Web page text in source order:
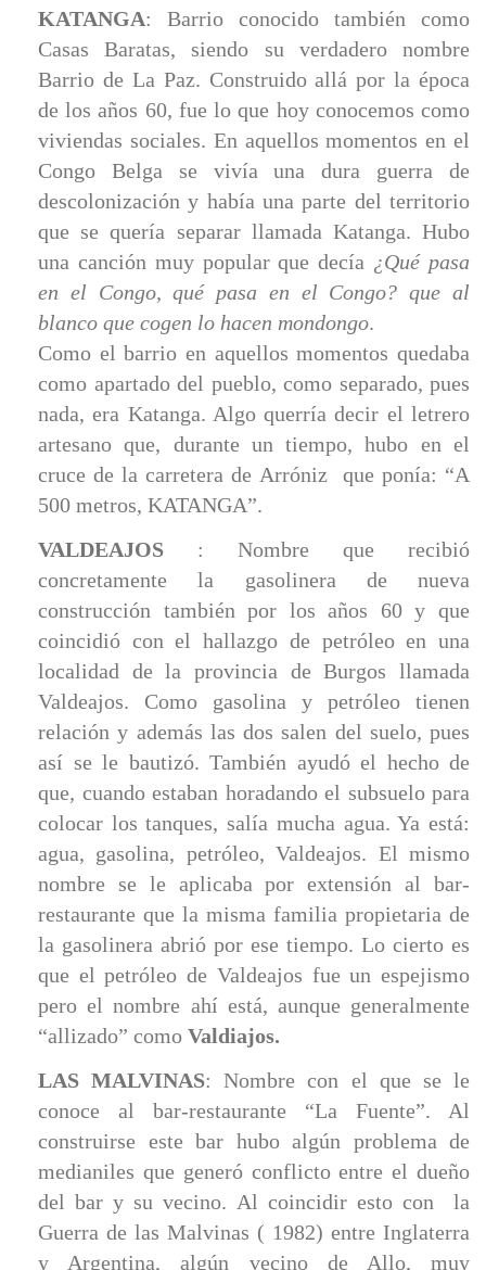
KATANGA: Barrio conocido también como
Casas Baratas, siendo su verdadero nombre
Barrio de La Paz. Construido allá por la época
de los años 60, fue lo que hoy conocemos como
viviendas sociales. En aquellos momentos en el
Congo Belga se vivía una dura guerra de
descolonización y había una parte del territorio
que se quería separar llamada Katanga. Hubo
una canción muy popular que decía ¿Qué pasa
en el Congo, qué pasa en el Congo? que al
blanco que cogen lo hacen mondongo.
Como el barrio en aquellos momentos quedaba
como apartado del pueblo, como separado, pues
nada, era Katanga. Algo querría decir el letrero
artesano que, durante un tiempo, hubo en el
cruce de la carretera de Arróniz que ponía: “A
500 metros, KATANGA”.
VALDEAJOS : Nombre que recibió
concretamente la gasolinera de nueva
construcción también por los años 60 y que
coincidió con el hallazgo de petróleo en una
localidad de la provincia de Burgos llamada
Valdeajos. Como gasolina y petróleo tienen
relación y además las dos salen del suelo, pues
así se le bautizó. También ayudó el hecho de
que, cuando estaban horadando el subsuelo para
colocar los tanques, salía mucha agua. Ya está:
agua, gasolina, petróleo, Valdeajos. El mismo
nombre se le aplicaba por extensión al bar-
restaurante que la misma familia propietaria de
la gasolinera abrió por ese tiempo. Lo cierto es
que el petróleo de Valdeajos fue un espejismo
pero el nombre ahí está, aunque generalmente
“allizado” como Valdiajos.
LAS MALVINAS: Nombre con el que se le
conoce al bar-restaurante “La Fuente”. Al
construirse este bar hubo algún problema de
medianiles que generó conflicto entre el dueño
del bar y su vecino. Al coincidir esto con la
Guerra de las Malvinas ( 1982) entre Inglaterra
y Argentina, algún vecino de Allo, muy